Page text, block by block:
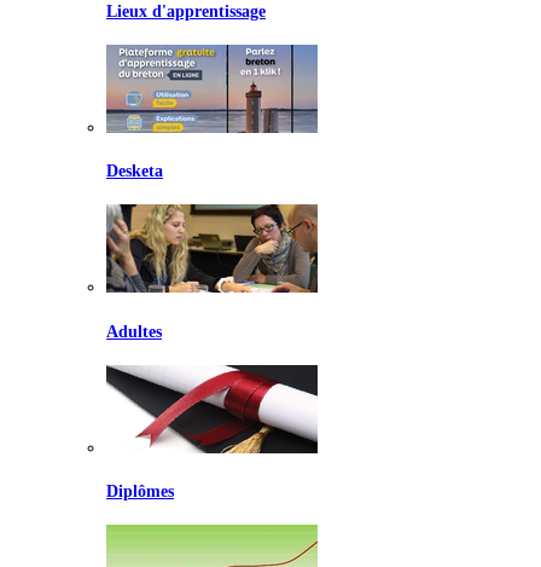
Lieux d'apprentissage
Desketa
Adultes
Diplômes